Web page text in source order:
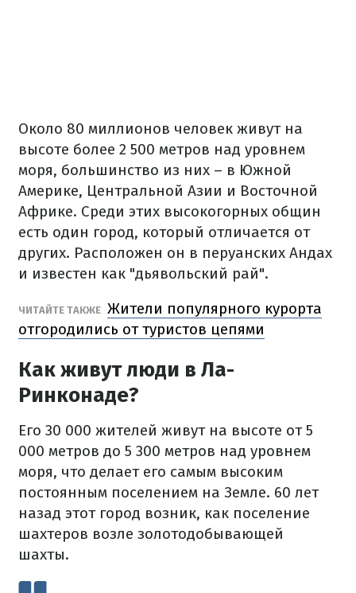
Около 80 миллионов человек живут на
высоте более 2 500 метров над уровнем
моря, большинство из них – в Южной
Америке, Центральной Азии и Восточной
Африке. Среди этих высокогорных общин
есть один город, который отличается от
других. Расположен он в перуанских Андах
и известен как "дьявольский рай".
ЧИТАЙТЕ ТАКЖЕ Жители популярного курорта
отгородились от туристов цепями
Как живут люди в Ла-
Ринконаде?
Его 30 000 жителей живут на высоте от 5
000 метров до 5 300 метров над уровнем
моря, что делает его самым высоким
постоянным поселением на Земле. 60 лет
назад этот город возник, как поселение
шахтеров возле золотодобывающей
шахты.